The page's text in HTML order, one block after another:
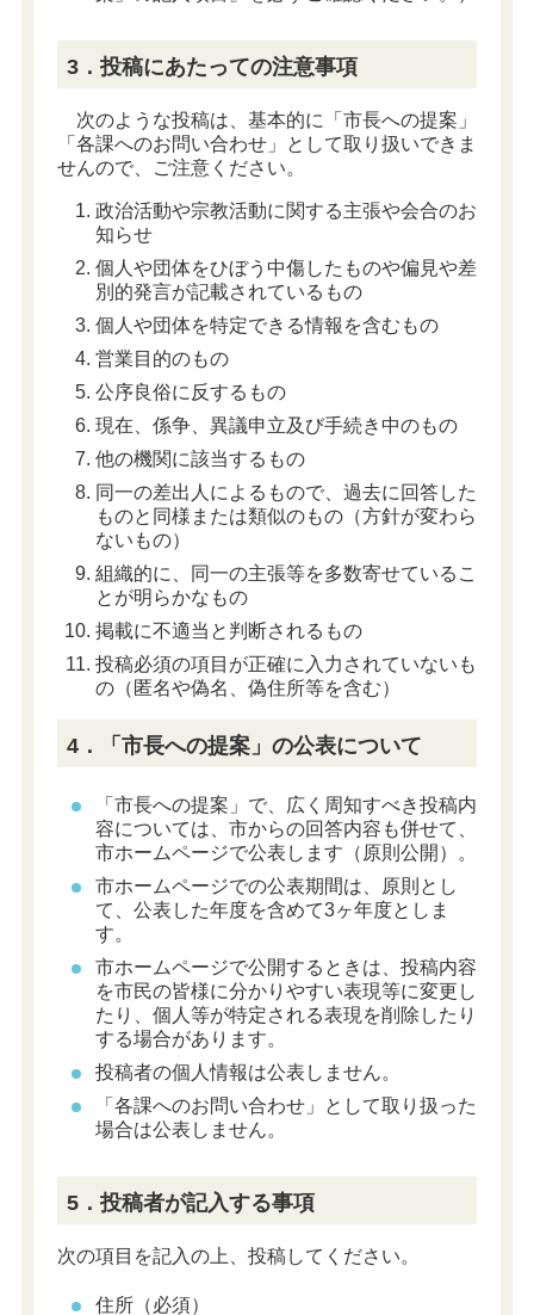
3．投稿にあたっての注意事項
次のような投稿は、基本的に「市長への提案」
「各課へのお問い合わせ」として取り扱いできま
せんので、ご注意ください。
政治活動や宗教活動に関する主張や会合のお
知らせ
個人や団体をひぼう中傷したものや偏見や差
別的発言が記載されているもの
個人や団体を特定できる情報を含むもの
営業目的のもの
公序良俗に反するもの
現在、係争、異議申立及び手続き中のもの
他の機関に該当するもの
同一の差出人によるもので、過去に回答した
ものと同様または類似のもの（方針が変わら
ないもの）
組織的に、同一の主張等を多数寄せているこ
とが明らかなもの
掲載に不適当と判断されるもの
投稿必須の項目が正確に入力されていないも
の（匿名や偽名、偽住所等を含む）
4．「市長への提案」の公表について
「市長への提案」で、広く周知すべき投稿内
容については、市からの回答内容も併せて、
市ホームページで公表します（原則公開）。
市ホームページでの公表期間は、原則とし
て、公表した年度を含めて3ヶ年度としま
す。
市ホームページで公開するときは、投稿内容
を市民の皆様に分かりやすい表現等に変更し
たり、個人等が特定される表現を削除したり
する場合があります。
投稿者の個人情報は公表しません。
「各課へのお問い合わせ」として取り扱った
場合は公表しません。
5．投稿者が記入する事項
次の項目を記入の上、投稿してください。
住所（必須）